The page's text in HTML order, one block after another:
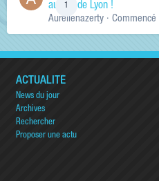
au sud de Lyon !
Aurelienazerty · Commencé
ACTUALITÉ
News du jour
Archives
Rechercher
Proposer une actu